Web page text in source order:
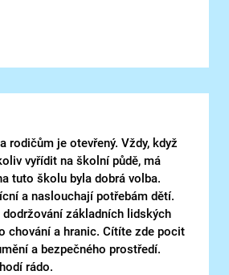
rodičům je otevřený. Vždy, když
vyřídit na školní půdě, má
tuto školu byla dobrá volba.
a naslouchají potřebám dětí.
dodržování základních lidských
chování a hranic. Cítíte zde pocit
a bezpečného prostředí.
rádo.